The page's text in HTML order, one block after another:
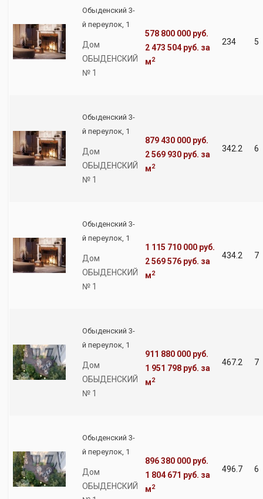
Обыденский 3-
й переулок, 1
Дом
ОБЫДЕНСКИЙ
№ 1
578 800 000 руб.
2 473 504 руб. за
м2
234 5
Обыденский 3-
й переулок, 1
Дом
ОБЫДЕНСКИЙ
№ 1
879 430 000 руб.
2 569 930 руб. за
м2
342.2 6
Обыденский 3-
й переулок, 1
Дом
ОБЫДЕНСКИЙ
№ 1
1 115 710 000 руб.
2 569 576 руб. за
м2
434.2 7
Обыденский 3-
й переулок, 1
Дом
ОБЫДЕНСКИЙ
№ 1
911 880 000 руб.
1 951 798 руб. за
м2
467.2 7
Обыденский 3-
й переулок, 1
Дом
ОБЫДЕНСКИЙ
896 380 000 руб.
1 804 671 руб. за
м2
496.7 6